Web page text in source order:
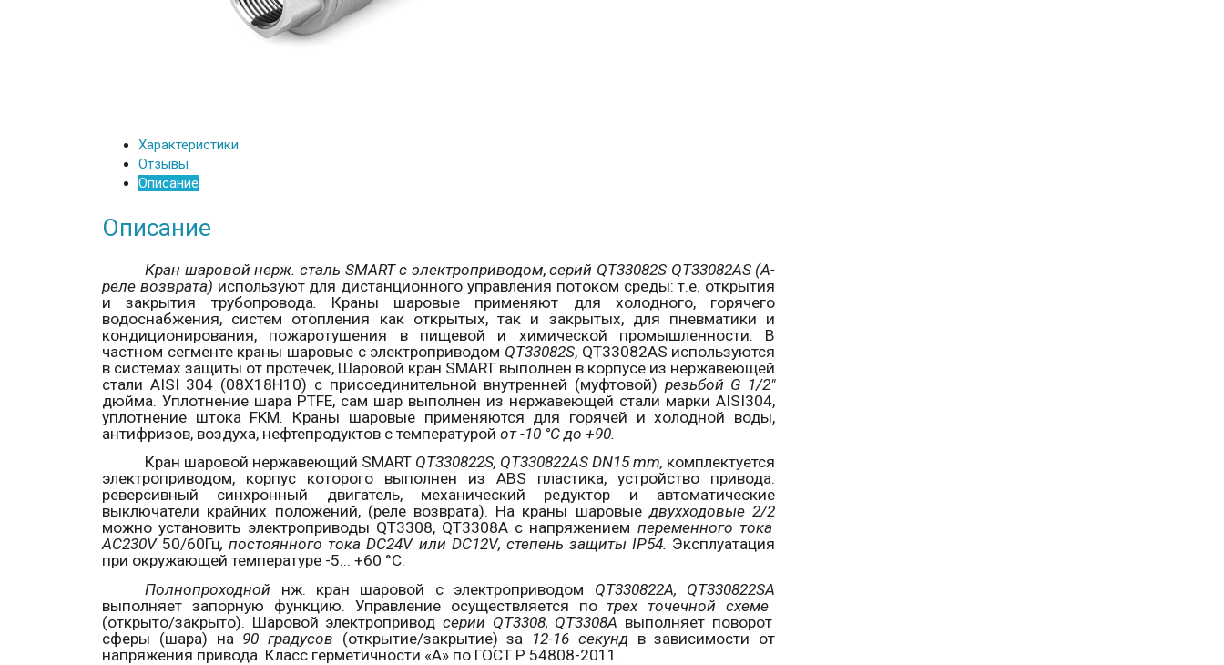
Характеристики
Отзывы
Описание
Описание
Кран шаровой нерж. сталь SMARTс электроприводом,серий QT33082S QT33082AS(A-
реле возврата) используют для дистанционного управления потоком среды: т.е. открытия
и закрытия трубопровода. Краны шаровые применяют для холодного, горячего
водоснабжения, систем отопления как открытых, так и закрытых, для пневматики и
кондиционирования, пожаротушения в пищевой и химической промышленности. В
частном сегменте краны шаровые с электроприводом QT33082S, QT33082AS используются
в системах защиты от протечек, Шаровой кран SMART выполнен в корпусе из нержавеющей
стали AISI 304 (08Х18Н10) с присоединительной внутренней (муфтовой) резьбой G 1/2"
дюйма.Уплотнение шара PTFE, сам шар выполнен из нержавеющей стали маркиAISI304,
уплотнение штока FKM. Краны шаровые применяются для горячей и холодной воды,
антифризов, воздуха, нефтепродуктов с температуройот -10 °С до +90.
Кран шаровой нержавеющий SMART QT330822S, QT330822AS DN15mm, комплектуется
электроприводом, корпус которого выполнен изABS пластика, устройство привода:
реверсивный синхронный двигатель, механический редуктор и автоматические
выключатели крайних положений, (реле возврата). На краны шаровыедвухходовые 2/2
можно установить электроприводы QT3308, QT3308Aс напряжением переменного тока
AC230V 50/60Гц, постоянного токаDC24Vили DC12V, степень защитыIP54. Эксплуатация
при окружающей температуре -5... +60 °С.
Полнопроходной нж. кран шаровой с электроприводом QT330822A, QT330822SA
выполняет запорную функцию. Управление осуществляется по трех точечной схеме
(открыто/закрыто). Шаровой электропривод серии QT3308, QT3308A выполняет поворот
сферы (шара) на 90 градусов (открытие/закрытие) за 12-16 секундв зависимости от
напряжения привода. Класс герметичности «А» по ГОСТ Р 54808-2011.